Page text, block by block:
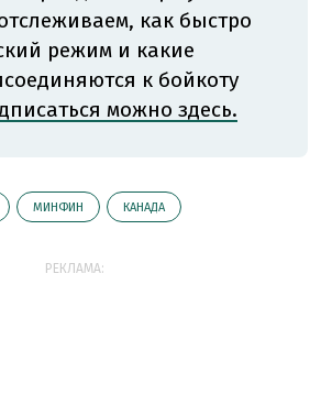
как быстро
режим и какие
к бойкоту
можно здесь.
МИНФИН КАНАДА
РЕКЛАМА: